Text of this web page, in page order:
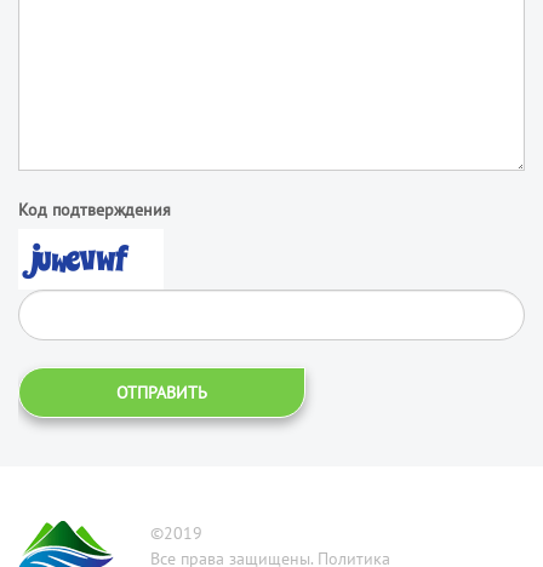
Код подтверждения
ОТПРАВИТЬ
©2019
Все права защищены. Политика